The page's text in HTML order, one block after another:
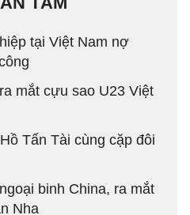
tại Việt Nam nợ
mắt cựu sao U23 Việt
Tấn Tài cùng cặp đôi
binh China, ra mắt
Nha